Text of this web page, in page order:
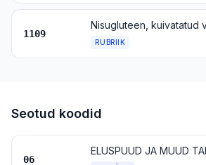
1109
RUBRIIK
Seotud koodid
06